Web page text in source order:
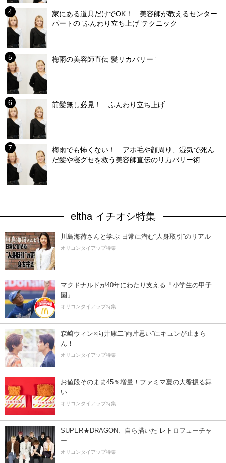
家にある道具だけでOK！ 美容師が教えるセンター
パートの”ふんわり立ち上げ”テクニック
梅雨の美容師直伝”髪リカバリー”
前髪無し必見！ ふんわり立ち上げ
梅雨でも怖くない！ アホ毛や顔周り、湿気で死ん
だ髪や寝グセを救う美容師直伝のリカバリー術
eltha イチオシ特集
川島海荷さんと学ぶ 日常に潜む“人身取引”のリアル
オリコンタイアップ特集
マクドナルドが40年にわたり支える「小学生の甲子
園」
オリコンタイアップ特集
森崎ウィン×向井康二“両片思い”にキュンが止まら
ん！
オリコンタイアップ特集
お値段そのまま45％増量！ファミマ夏の大盤振る舞
い
オリコンタイアップ特集
SUPER★DRAGON、自ら描いた”レトロフューチャ
ー”
オリコンタイアップ特集